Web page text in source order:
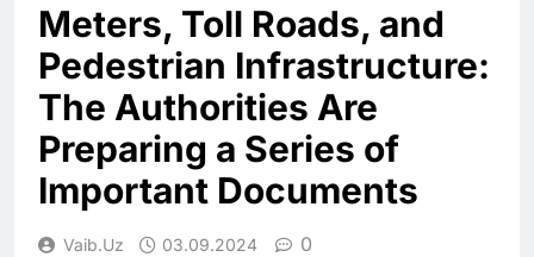
Meters, Toll Roads, and
Pedestrian Infrastructure:
The Authorities Are
Preparing a Series of
Important Documents
Vaib.uz 03.09.2024 0